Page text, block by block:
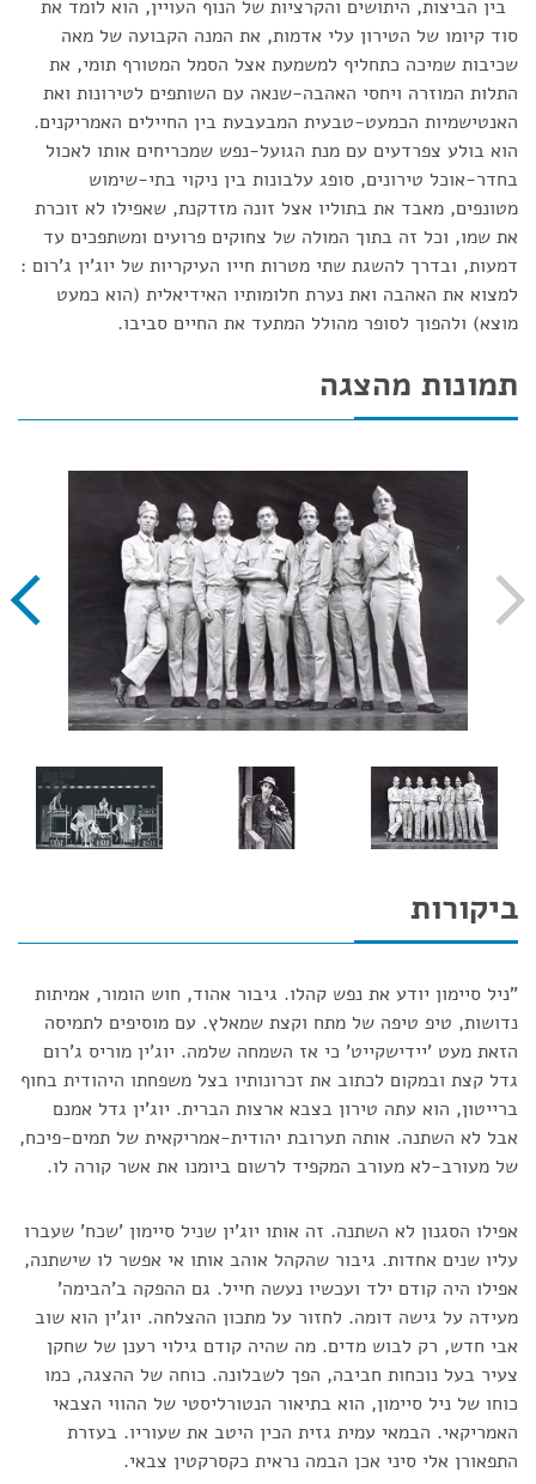
בין הביצות, היתושים והקרציות של הנוף העויין, הוא לומד את
סוד קיומו של הטירון עלי אדמות, את המנה הקבועה של מאה
שכיבות שמיכה כתחליף למשמעת אצל הסמל המטורף תומי, את
התלות המוזרה ויחסי האהבה-שנאה עם השותפים לטירונות ואת
האנטישמיות הכמעט-טבעית המבעבעת בין החיילים האמריקנים.
הוא בולע צפרדעים עם מנת הגועל-נפש שמכריחים אותו לאכול
בחדר-אוכל טירונים, סופג עלבונות בין ניקוי בתי-שימוש
מטונפים, מאבד את בתוליו אצל זונה מזדקנת, שאפילו לא זוכרת
את שמו, וכל זה בתוך המולה של צחוקים פרועים ומשתפכים עד
דמעות, ובדרך להשגת שתי מטרות חייו העיקריות של יוג'ין ג'רום :
למצוא את האהבה ואת נערת חלומותיו האידיאלית (הוא כמעט
מוצא) ולהפוך לסופר מהולל המתעד את החיים סביבו.
תמונות מהצגה
ביקורות
"ניל סיימון יודע את נפש קהלו. גיבור אהוד, חוש הומור, אמיתות
נדושות, טיפ טיפה של מתח וקצת שמאלץ. עם מוסיפים לתמיסה
הזאת מעט 'יידישקייט' כי אז השמחה שלמה. יוג'ין מוריס ג'רום
גדל קצת ובמקום לכתוב את זכרונותיו בצל משפחתו היהודית בחוף
ברייטון, הוא עתה טירון בצבא ארצות הברית. יוג'ין גדל אמנם
אבל לא השתנה. אותה תערובת יהודית-אמריקאית של תמים-פיכח,
של מעורב-לא מעורב המקפיד לרשום ביומנו את אשר קורה לו.
אפילו הסגנון לא השתנה. זה אותו יוג'ין שניל סיימון 'שכח' שעברו
עליו שנים אחדות. גיבור שהקהל אוהב אותו אי אפשר לו שישתנה,
אפילו היה קודם ילד ועכשיו נעשה חייל. גם ההפקה ב'הבימה'
מעידה על גישה דומה. לחזור על מתכון ההצלחה. יוג'ין הוא שוב
אבי חדש, רק לבוש מדים. מה שהיה קודם גילוי רענן של שחקן
צעיר בעל נוכחות חביבה, הפך לשבלונה. כוחה של ההצגה, כמו
כוחו של ניל סיימון, הוא בתיאור הנטורליסטי של ההווי הצבאי
האמריקאי. הבמאי עמית גזית הכין היטב את שעוריו. בעזרת
התפאורן אלי סיני אכן הבמה נראית כקסרקטין צבאי.